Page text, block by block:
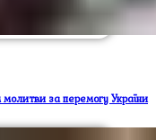
за перемогу України